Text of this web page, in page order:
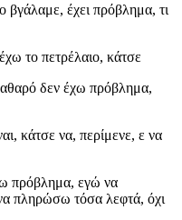
βγάλαμε, έχει πρόβλημα, τι
το πετρέλαιο, κάτσε
δεν έχω πρόβλημα,
κάτσε να, περίμενε, ε να
πρόβλημα, εγώ να
πληρώσω τόσα λεφτά, όχι